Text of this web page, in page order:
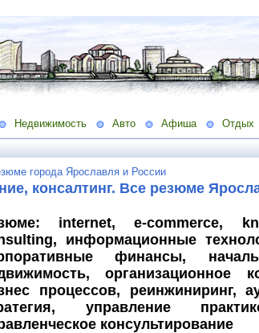
Недвижимость Авто Афиша Отдых
города Ярославля и России
консалтинг. Все резюме
internet, e-commerce,
информационные
финансы,
организационное
процессов, реинжиниринг,
управление
консультирование